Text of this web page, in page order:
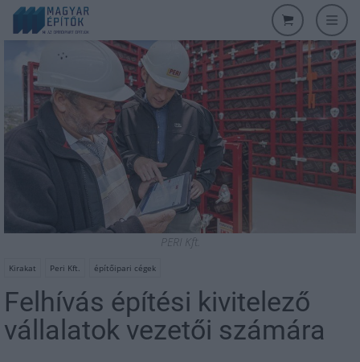
PERI Kft.
Kirakat Peri Kft. építőipari cégek
Felhívás építési kivitelező
vállalatok vezetői számára